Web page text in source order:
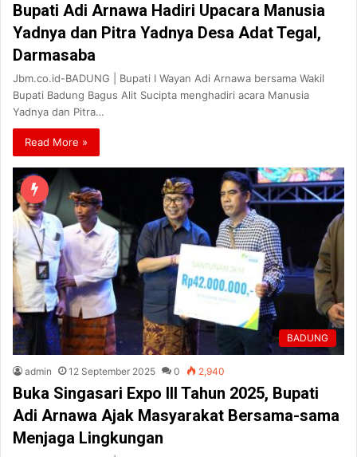
Bupati Adi Arnawa Hadiri Upacara Manusia
Yadnya dan Pitra Yadnya Desa Adat Tegal,
Darmasaba
Jbm.co.id-BADUNG | Bupati I Wayan Adi Arnawa bersama Wakil
Bupati Badung Bagus Alit Sucipta menghadiri acara Manusia
Yadnya dan Pitra…
Read More »
BADUNG
admin 12 September 2025 0 2,940
Buka Singasari Expo III Tahun 2025, Bupati
Adi Arnawa Ajak Masyarakat Bersama-sama
Menjaga Lingkungan